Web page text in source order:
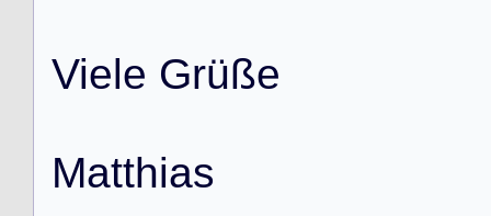
Viele Grüße
Matthias